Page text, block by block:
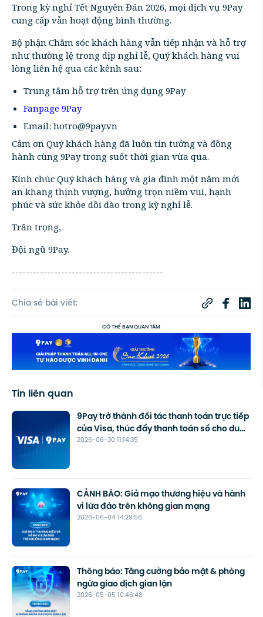
Trong kỳ nghỉ Tết Nguyên Đán 2026, mọi dịch vụ 9Pay
cung cấp vẫn hoạt động bình thường.
Bộ phận Chăm sóc khách hàng vẫn tiếp nhận và hỗ trợ
như thường lệ trong dịp nghỉ lễ, Quý khách hàng vui
lòng liên hệ qua các kênh sau:
Trung tâm hỗ trợ trên ứng dụng 9Pay
Fanpage 9Pay
Email: hotro@9pay.vn
Cảm ơn Quý khách hàng đã luôn tin tưởng và đồng
hành cùng 9Pay trong suốt thời gian vừa qua.
Kính chúc Quý khách hàng và gia đình một năm mới
an khang thịnh vượng, hưởng trọn niềm vui, hạnh
phúc và sức khỏe dồi dào trong kỳ nghỉ lễ.
Trân trọng,
Đội ngũ 9Pay.
-------------------------------------------
Chia sẻ bài viết:
CÓ THỂ BẠN QUAN TÂM
Tin liên quan
2026-06-30 11:14:35
9Pay trở thành đối tác thanh toán trực tiếp
của Visa, thúc đẩy thanh toán số cho du
lịch
2026-06-04 14:29:56
CẢNH BÁO: Giả mạo thương hiệu và hành
vi lừa đảo trên không gian mạng
2026-05-05 10:46:48
Thông báo: Tăng cường bảo mật & phòng
ngừa giao dịch gian lận